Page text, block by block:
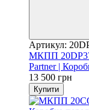
Артикул:
МКПП 20DP37
Partner |
13 500 грн
Купити